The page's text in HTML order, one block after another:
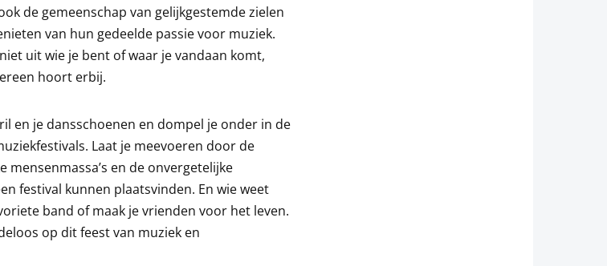
de gemeenschap van gelijkgestemde zielen
van hun gedeelde passie voor muziek.
uit wie je bent of waar je vandaan komt,
hoort erbij.
en je dansschoenen en dompel je onder in de
Laat je meevoeren door de
mensenmassa’s en de onvergetelijke
festival kunnen plaatsvinden. En wie weet
band of maak je vrienden voor het leven.
op dit feest van muziek en